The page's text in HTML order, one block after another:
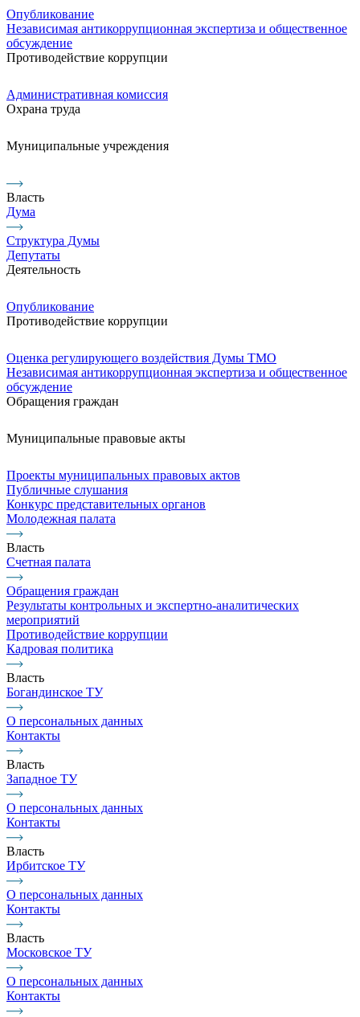
Опубликование
Независимая антикоррупционная экспертиза и общественное
обсуждение
Противодействие коррупции
Административная комиссия
Охрана труда
Муниципальные учреждения
Власть
Дума
Структура Думы
Депутаты
Деятельность
Опубликование
Противодействие коррупции
Оценка регулирующего воздействия Думы ТМО
Независимая антикоррупционная экспертиза и общественное
обсуждение
Обращения граждан
Муниципальные правовые акты
Проекты муниципальных правовых актов
Публичные слушания
Конкурс представительных органов
Молодежная палата
Власть
Счетная палата
Обращения граждан
Результаты контрольных и экспертно-аналитических
мероприятий
Противодействие коррупции
Кадровая политика
Власть
Богандинское ТУ
О персональных данных
Контакты
Власть
Западное ТУ
О персональных данных
Контакты
Власть
Ирбитское ТУ
О персональных данных
Контакты
Власть
Московское ТУ
О персональных данных
Контакты